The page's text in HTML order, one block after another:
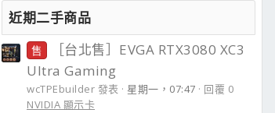
近期二手商品
售
［台北售］EVGA RTX3080 XC3
Ultra Gaming
wcTPEbuilder 發表 星期一，07:47
回覆 0
NVIDIA 顯示卡